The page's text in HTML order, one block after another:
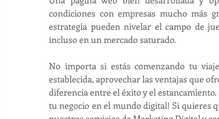
condiciones con empresas mucho más
estrategia pueden nivelar el campo de
incluso en un mercado saturado.
No importa si estás comenzando tu
establecida, aprovechar las ventajas que
diferencia entre el éxito y el
tu negocio en el mundo digital! Si quieres